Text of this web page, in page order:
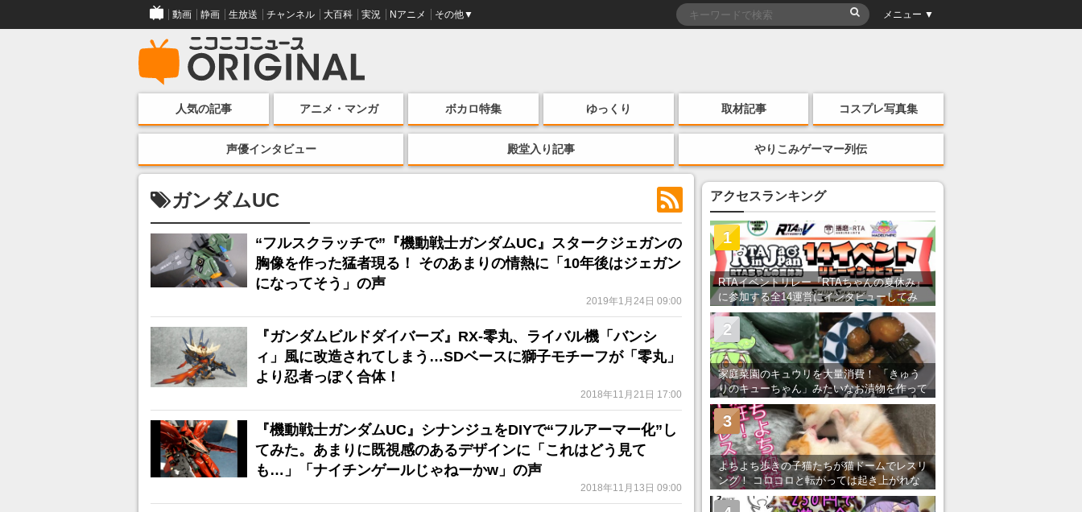
動画 静画 生放送 チャンネル 大百科 実況 Nアニメ その他▼ メニュー ▼
人気の記事 アニメ・マンガ ボカロ特集 ゆっくり 取材記事 コスプレ写真集
声優インタビュー 殿堂入り記事 やりこみゲーマー列伝
ガンダムUC
“フルスクラッチで”『機動戦士ガンダムUC』スタークジェガンの
胸像を作った猛者現る！ そのあまりの情熱に「10年後はジェガン
になってそう」の声
2019年1月24日 09:00
『ガンダムビルドダイバーズ』RX-零丸、ライバル機「バンシ
ィ」風に改造されてしまう…SDベースに獅子モチーフが「零丸」
より忍者っぽく合体！
2018年11月21日 17:00
『機動戦士ガンダムUC』シナンジュをDIYで“フルアーマー化”し
てみた。あまりに既視感のあるデザインに「これはどう見て
も…」「ナイチンゲールじゃねーかw」の声
2018年11月13日 09:00
アクセスランキング
RTAイベントリレー『RTAちゃんの夏休み』
に参加する全14運営にインタビューしてみ
た！ 「RTA in Japan」のチャンネルの貸し
出しを利用し8/9から1週間にわたって開催
1
家庭菜園のキュウリを大量消費！ 「きゅう
りのキューちゃん」みたいなお漬物を作って
みた
2
よちよち歩きの子猫たちが猫ドームでレスリ
ング！ コロコロと転がっては起き上がれな
い姿が可愛すぎる
3